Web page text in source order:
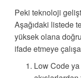
Peki teknoloji
Aşağıdaki listede
yüksek olana
ifade etmeye
Low Code